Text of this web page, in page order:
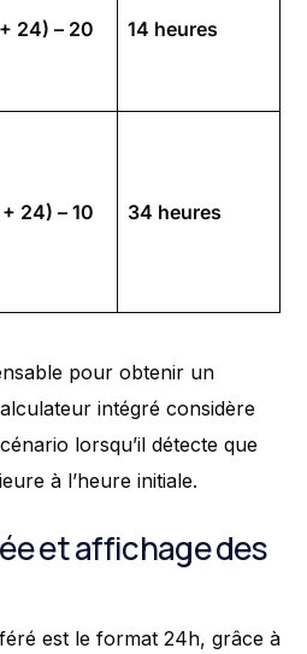
24) – 20 14 heures
24) – 10 34 heures
pour obtenir un
intégré considère
lorsqu’il détecte que
à l’heure initiale.
et affichage des
est le format 24h, grâce à